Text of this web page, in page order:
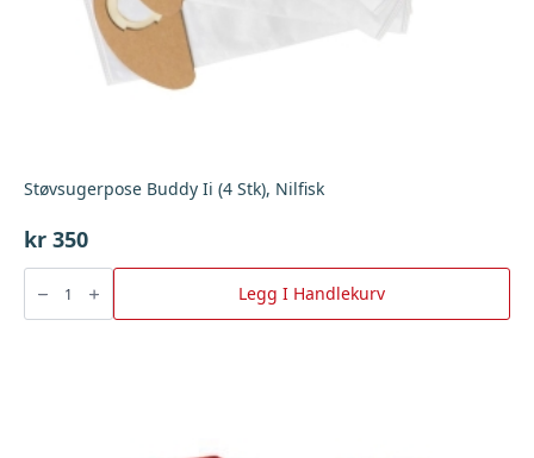
Støvsugerpose Buddy Ii (4 Stk), Nilfisk
kr 350
Støvsugerpose
(4
Legg I Handlekurv